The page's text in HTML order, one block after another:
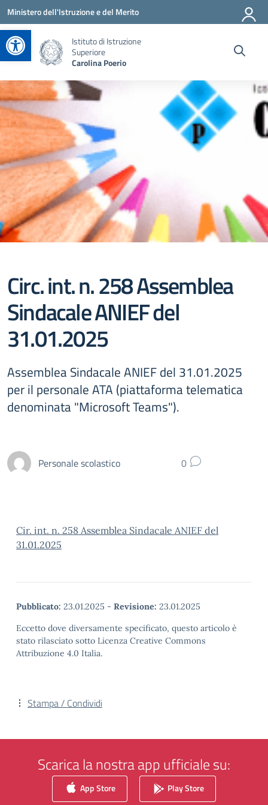
Apri la barra degli strumenti
Vai ai contenuti
Vai al menu di navigazione
Vai al footer
Ministero dell'Istruzione e del Merito
Istituto di Istruzione
Superiore
Carolina Poerio
Circ. int. n. 258 Assemblea
Sindacale ANIEF del
31.01.2025
Assemblea Sindacale ANIEF del 31.01.2025
per il personale ATA (piattaforma telematica
denominata "Microsoft Teams").
Personale scolastico 0
Cir. int. n. 258 Assemblea Sindacale ANIEF del
31.01.2025
Pubblicato: 23.01.2025 - Revisione: 23.01.2025
Eccetto dove diversamente specificato, questo articolo è
stato rilasciato sotto Licenza Creative Commons
Attribuzione 4.0 Italia.
Stampa / Condividi
Scarica la nostra app ufficiale su:
App Store Play Store